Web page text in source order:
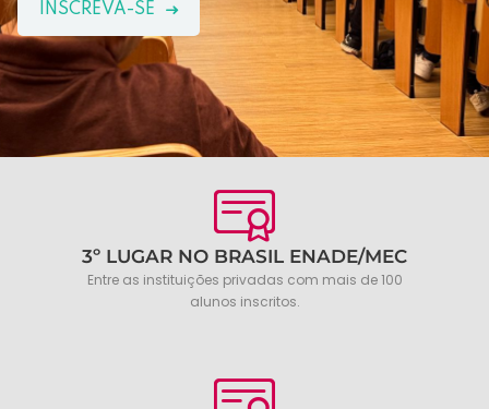
INSCREVA-SE
3º LUGAR NO BRASIL ENADE/MEC
Entre as instituições privadas com mais de 100
alunos inscritos.